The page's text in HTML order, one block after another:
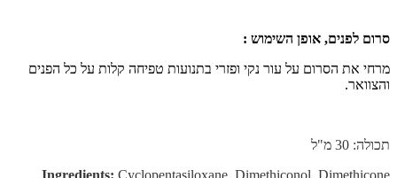
סרום לפנים, אופן השימוש :
מרחי את הסרום על עור נקי ופזרי בתנועות טפיחה קלות על כל הפנים
והצוואר.
תכולה: 30 מ"ל